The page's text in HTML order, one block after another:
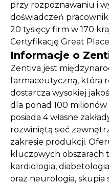
przy rozpoznawaniu i
doświadczeń
20 tysięcy firm w 170
Certyfikację Great
Informacje o
Zentiva jest
farmaceutyczną, która
dostarcza wysokiej
dla ponad 100
posiada 4 własne
rozwiniętą sieć
zakresie produkcji.
kluczowych obszarach
kardiologia,
oraz neurologia, skupia